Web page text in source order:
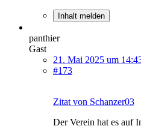
Inhalt melden
panthier
Gast
21. Mai 2025 um
#173
Zitat von Schanzer03
Der Verein hat es auf